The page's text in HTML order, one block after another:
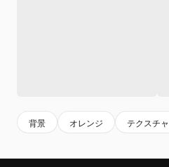
背景 オレンジ テクスチ